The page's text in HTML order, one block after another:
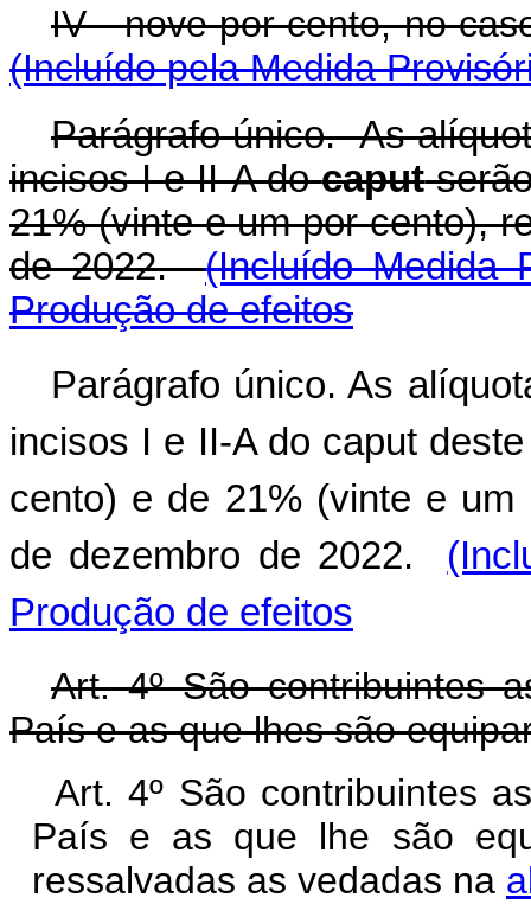
IV - nove por cento, no
(Incluído pela Medida
Parágrafo único. As
incisos I e II-A docaput
21% (vinte e um por cento),
de 2022.(Incluído Medida
Produção de efeitos
Parágrafo único. As
incisos I e II-A do caput
cento) e de 21% (vinte e
de dezembro de 2022.
Produção de efeitos
Art. 4º São contribuintes
País e as que lhes são
Art. 4º São contribuintes
País e as que lhe são
ressalvadas as vedadas na